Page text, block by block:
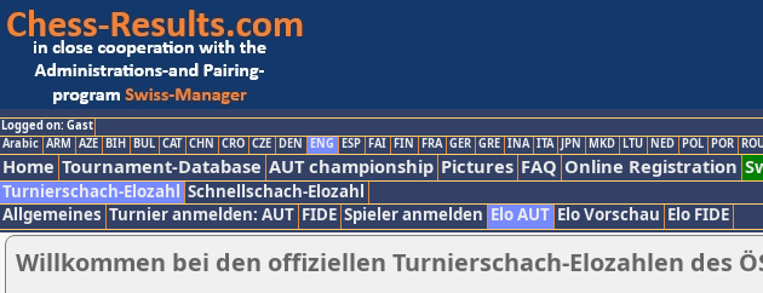
Logged on: Gast
Arabic ARM AZE BIH BUL CAT CHN CRO CZE DEN ENG ESP FAI FIN FRA GER GRE INA ITA JPN MKD LTU NED POL POR
Home Tournament-Database AUT championship Pictures FAQ Online Registration
Turnierschach-Elozahl Schnellschach-Elozahl
Allgemeines Turnier anmelden: AUT FIDE Spieler anmelden Elo AUT Elo Vorschau Elo FIDE
Willkommen bei den offiziellen Turnierschach-Elozahlen des